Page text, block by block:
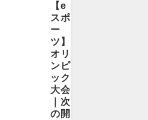
【e
スポ
ー
ツ】
オリ
ンピ
ック
大会
｜次
の開